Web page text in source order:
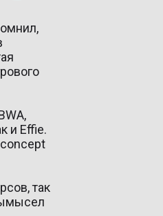
и Effie.
так